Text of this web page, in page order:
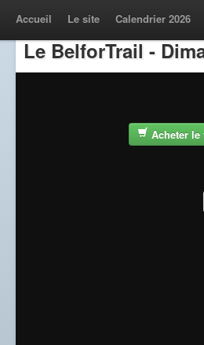
Accueil Le site Calendrier 2026
Le BelforTrail -
Acheter